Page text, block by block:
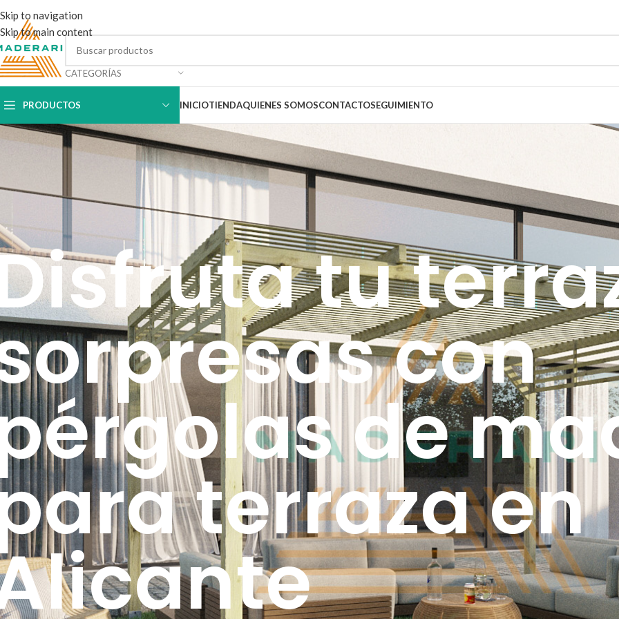
Skip to navigation
Skip to main content
CATEGORÍAS
PRODUCTOS INICIOTIENDAQUIENES SOMOSCONTACTOSEGUIMIENTO
tu
con
de
terraza en